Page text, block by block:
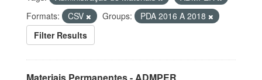
Formats:
CSV Groups:
PDA 2016 A 2018
Filter Results